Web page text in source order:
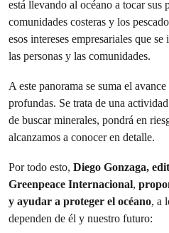
está llevando al océano a tocar
comunidades costeras y los
esos intereses empresariales que
las personas y las comunidades.
A este panorama se suma el
profundas. Se trata de una
de buscar minerales, pondrá en
alcanzamos a conocer en detalle.
Por todo esto, Diego Gonzaga,
Greenpeace Internacional,
y ayudar a proteger el océano, a
dependen de él y nuestro futuro: